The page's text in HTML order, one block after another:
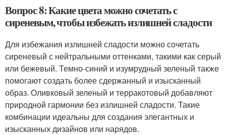
Вопрос 8: Какие цвета можно сочетать с
сиреневым, чтобы избежать излишней сладости
Для избежания излишней сладости можно сочетать
сиреневый с нейтральными оттенками, такими как серый
или бежевый. Темно-синий и изумрудный зеленый также
помогают создать более сдержанный и изысканный
образ. Оливковый зеленый и терракотовый добавляют
природной гармонии без излишней сладости. Такие
комбинации идеальны для создания элегантных и
изысканных дизайнов или нарядов.